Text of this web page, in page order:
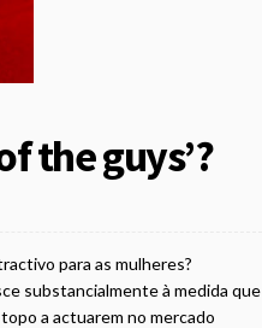
the guys’?
para as mulheres?
substancialmente à medida que
a actuarem no mercado